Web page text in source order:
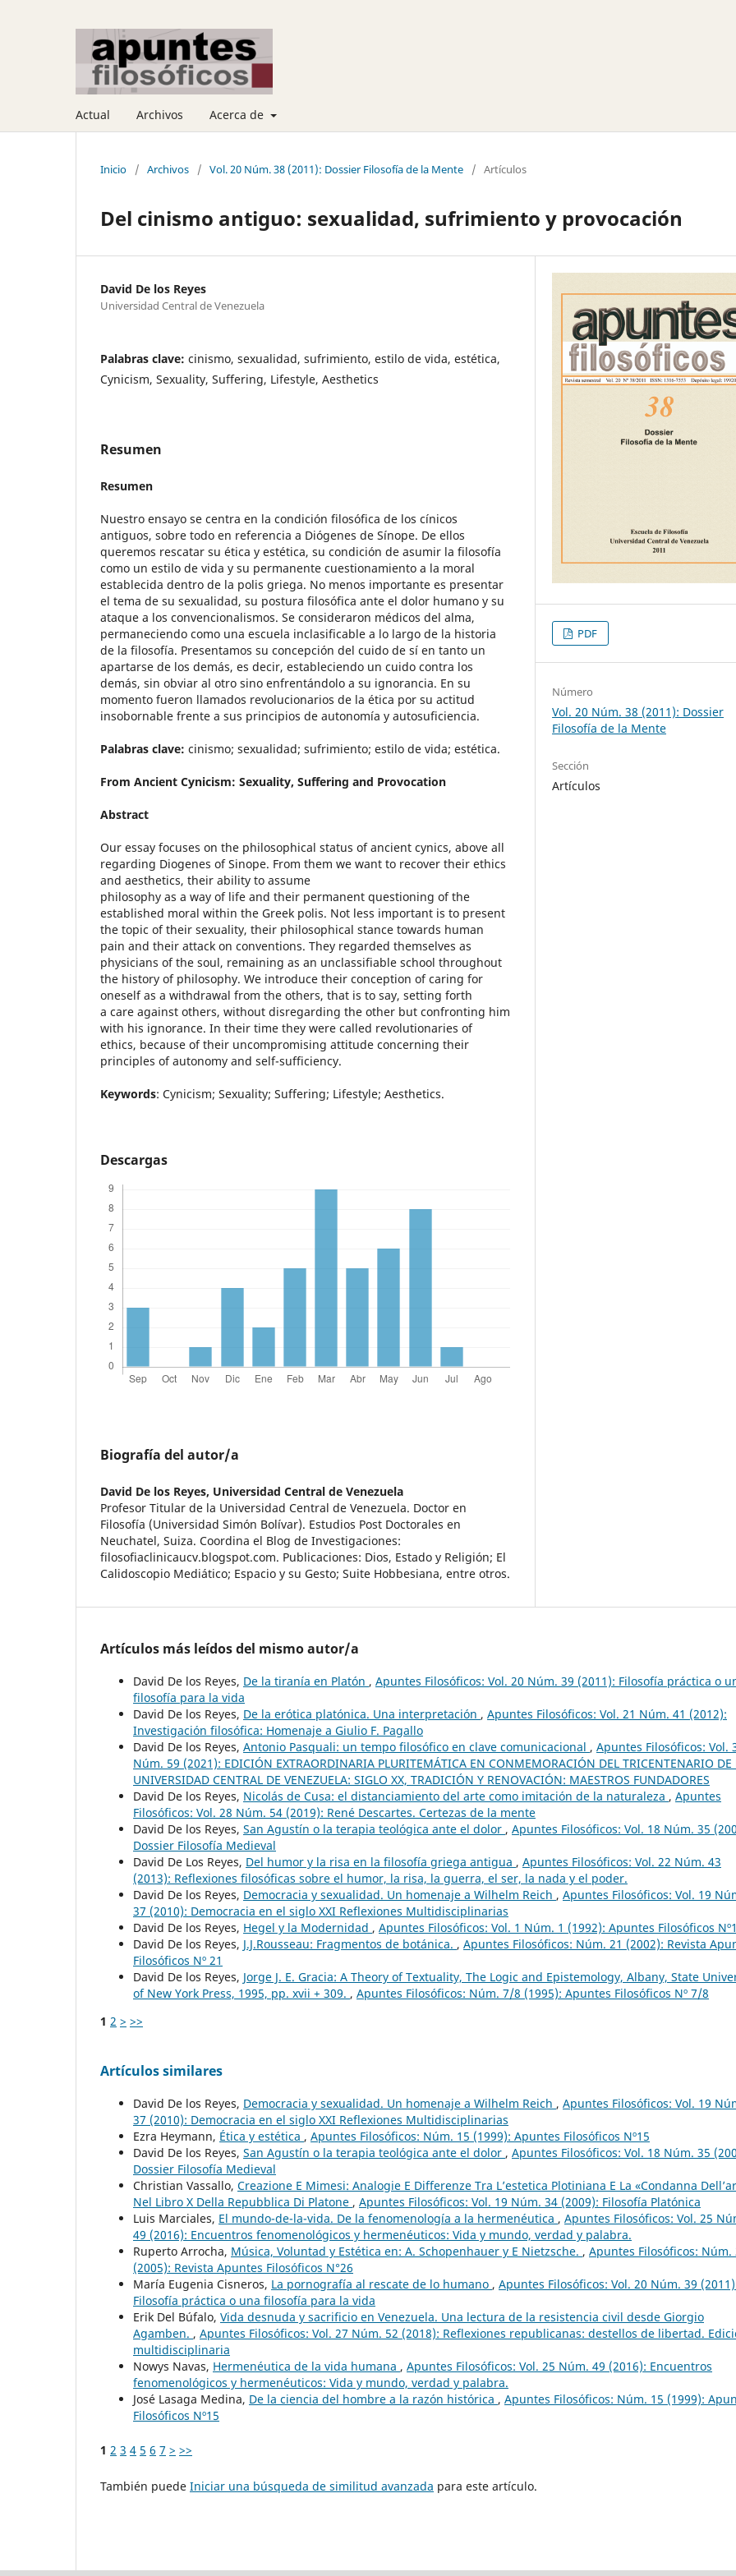
Actual Archivos Acerca de
Inicio / Archivos / Vol. 20 Núm. 38 (2011): Dossier Filosofía de la Mente / Artículos
Del cinismo antiguo: sexualidad, sufrimiento y provocación
David De los Reyes
Universidad Central de Venezuela
Palabras clave: cinismo, sexualidad, sufrimiento, estilo de vida, estética,
Cynicism, Sexuality, Suffering, Lifestyle, Aesthetics
Resumen
Resumen
Nuestro ensayo se centra en la condición filosófica de los cínicos
antiguos, sobre todo en referencia a Diógenes de Sínope. De ellos
queremos rescatar su ética y estética, su condición de asumir la filosofía
como un estilo de vida y su permanente cuestionamiento a la moral
establecida dentro de la polis griega. No menos importante es presentar
el tema de su sexualidad, su postura filosófica ante el dolor humano y su
ataque a los convencionalismos. Se consideraron médicos del alma,
permaneciendo como una escuela inclasificable a lo largo de la historia
de la filosofía. Presentamos su concepción del cuido de sí en tanto un
apartarse de los demás, es decir, estableciendo un cuido contra los
demás, sin obviar al otro sino enfrentándolo a su ignorancia. En su
momento fueron llamados revolucionarios de la ética por su actitud
insobornable frente a sus principios de autonomía y autosuficiencia.
Palabras clave: cinismo; sexualidad; sufrimiento; estilo de vida; estética.
From Ancient Cynicism: Sexuality, Suffering and Provocation
Abstract
Our essay focuses on the philosophical status of ancient cynics, above all
regarding Diogenes of Sinope. From them we want to recover their ethics
and aesthetics, their ability to assume
philosophy as a way of life and their permanent questioning of the
established moral within the Greek polis. Not less important is to present
the topic of their sexuality, their philosophical stance towards human
pain and their attack on conventions. They regarded themselves as
physicians of the soul, remaining as an unclassifiable school throughout
the history of philosophy. We introduce their conception of caring for
oneself as a withdrawal from the others, that is to say, setting forth
a care against others, without disregarding the other but confronting him
with his ignorance. In their time they were called revolutionaries of
ethics, because of their uncompromising attitude concerning their
principles of autonomy and self-sufficiency.
Keywords: Cynicism; Sexuality; Suffering; Lifestyle; Aesthetics.
Descargas
Biografía del autor/a
David De los Reyes, Universidad Central de Venezuela
Profesor Titular de la Universidad Central de Venezuela. Doctor en
Filosofía (Universidad Simón Bolívar). Estudios Post Doctorales en
Neuchatel, Suiza. Coordina el Blog de Investigaciones:
filosofiaclinicaucv.blogspot.com. Publicaciones: Dios, Estado y Religión; El
Calidoscopio Mediático; Espacio y su Gesto; Suite Hobbesiana, entre otros.
PDF
Número
Vol. 20 Núm. 38 (2011): Dossier
Filosofía de la Mente
Sección
Artículos
Artículos más leídos del mismo autor/a
David De los Reyes, De la tiranía en Platón , Apuntes Filosóficos: Vol. 20 Núm. 39 (2011): Filosofía práctica o
filosofía para la vida
David De los Reyes, De la erótica platónica. Una interpretación , Apuntes Filosóficos: Vol. 21 Núm. 41 (2012):
Investigación filosófica: Homenaje a Giulio F. Pagallo
David De los Reyes, Antonio Pasquali: un tempo filosófico en clave comunicacional , Apuntes Filosóficos: Vol.
Núm. 59 (2021): EDICIÓN EXTRAORDINARIA PLURITEMÁTICA EN CONMEMORACIÓN DEL TRICENTENARIO DE
UNIVERSIDAD CENTRAL DE VENEZUELA: SIGLO XX, TRADICIÓN Y RENOVACIÓN: MAESTROS FUNDADORES
David De los Reyes, Nicolás de Cusa: el distanciamiento del arte como imitación de la naturaleza , Apuntes
Filosóficos: Vol. 28 Núm. 54 (2019): René Descartes. Certezas de la mente
David De los Reyes, San Agustín o la terapia teológica ante el dolor , Apuntes Filosóficos: Vol. 18 Núm. 35
Dossier Filosofía Medieval
David De Los Reyes, Del humor y la risa en la filosofía griega antigua , Apuntes Filosóficos: Vol. 22 Núm. 43
(2013): Reflexiones filosóficas sobre el humor, la risa, la guerra, el ser, la nada y el poder.
David De los Reyes, Democracia y sexualidad. Un homenaje a Wilhelm Reich , Apuntes Filosóficos: Vol. 19
37 (2010): Democracia en el siglo XXI Reflexiones Multidisciplinarias
David De los Reyes, Hegel y la Modernidad , Apuntes Filosóficos: Vol. 1 Núm. 1 (1992): Apuntes Filosóficos Nº1
David De los Reyes, J.J.Rousseau: Fragmentos de botánica. , Apuntes Filosóficos: Núm. 21 (2002): Revista
Filosóficos Nº 21
David De los Reyes, Jorge J. E. Gracia: A Theory of Textuality, The Logic and Epistemology, Albany, State
of New York Press, 1995, pp. xvii + 309. , Apuntes Filosóficos: Núm. 7/8 (1995): Apuntes Filosóficos Nº 7/8
1 2 > >>
Artículos similares
David De los Reyes, Democracia y sexualidad. Un homenaje a Wilhelm Reich , Apuntes Filosóficos: Vol. 19
37 (2010): Democracia en el siglo XXI Reflexiones Multidisciplinarias
Ezra Heymann, Ética y estética , Apuntes Filosóficos: Núm. 15 (1999): Apuntes Filosóficos Nº15
David De los Reyes, San Agustín o la terapia teológica ante el dolor , Apuntes Filosóficos: Vol. 18 Núm. 35
Dossier Filosofía Medieval
Christian Vassallo, Creazione E Mimesi: Analogie E Differenze Tra L’estetica Plotiniana E La «Condanna
Nel Libro X Della Repubblica Di Platone , Apuntes Filosóficos: Vol. 19 Núm. 34 (2009): Filosofía Platónica
Luis Marciales, El mundo-de-la-vida. De la fenomenología a la hermenéutica , Apuntes Filosóficos: Vol. 25
49 (2016): Encuentros fenomenológicos y hermenéuticos: Vida y mundo, verdad y palabra.
Ruperto Arrocha, Música, Voluntad y Estética en: A. Schopenhauer y E Nietzsche. , Apuntes Filosóficos: Núm.
(2005): Revista Apuntes Filosóficos N°26
María Eugenia Cisneros, La pornografía al rescate de lo humano , Apuntes Filosóficos: Vol. 20 Núm. 39
Filosofía práctica o una filosofía para la vida
Erik Del Búfalo, Vida desnuda y sacrificio en Venezuela. Una lectura de la resistencia civil desde Giorgio
Agamben. , Apuntes Filosóficos: Vol. 27 Núm. 52 (2018): Reflexiones republicanas: destellos de libertad.
multidisciplinaria
Nowys Navas, Hermenéutica de la vida humana , Apuntes Filosóficos: Vol. 25 Núm. 49 (2016): Encuentros
fenomenológicos y hermenéuticos: Vida y mundo, verdad y palabra.
José Lasaga Medina, De la ciencia del hombre a la razón histórica , Apuntes Filosóficos: Núm. 15 (1999):
Filosóficos Nº15
1 2 3 4 5 6 7 > >>
También puede Iniciar una búsqueda de similitud avanzada para este artículo.